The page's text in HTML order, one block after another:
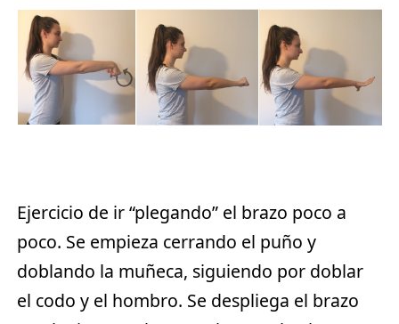
Ejercicio de ir “plegando” el brazo poco a
poco. Se empieza cerrando el puño y
doblando la muñeca, siguiendo por doblar
el codo y el hombro. Se despliega el brazo